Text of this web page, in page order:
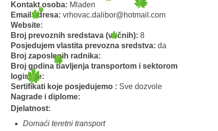
Kontakt osoba: Mladen
Email adresa:vrhovac.dalibor@hotmail.com
Website:
Broj prevoznih sredstava (vučnih):8
Posjedujem vlastita prevozna sredstva:da
Broj zaposlenih radnika:
Broj godina bavljenja transportom i sektorom
logistike:
Sertifikati koje posjedujemo : Sve dozvole
Nagrade i diplome:
Djelatnost:
Domaći teretni transport